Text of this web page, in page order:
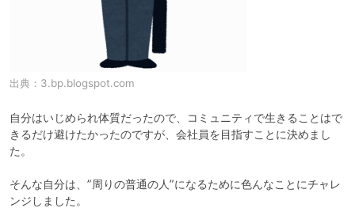
出典： 3.bp.blogspot.com
自分はいじめられ体質だったので、コミュニティで生きることはで
きるだけ避けたかったのですが、会社員を目指すことに決めまし
た。
そんな自分は、”周りの普通の人”になるために色んなことにチャレ
ンジしました。